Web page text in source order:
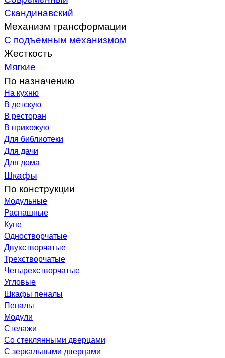
Скандинавский
Механизм трансформации
С подъемным механизмом
Жесткость
Мягкие
По назначению
На кухню
В детскую
В ресторан
В прихожую
Для библиотеки
Для дачи
Для дома
Шкафы
По конструкции
Модульные
Распашные
Купе
Одностворчатые
Двухстворчатые
Трехстворчатые
Четырехстворчатые
Угловые
Шкафы пеналы
Пеналы
Модули
Стелажи
Со стеклянными дверцами
С зеркальными дверцами